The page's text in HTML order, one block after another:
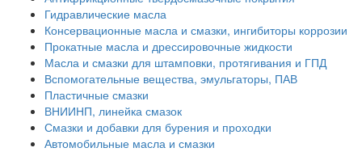
Гидравлические масла
Консервационные масла и смазки, ингибиторы коррозии
Прокатные масла и дрессировочные жидкости
Масла и смазки для штамповки, протягивания и ГПД
Вспомогательные вещества, эмульгаторы, ПАВ
Пластичные смазки
ВНИИНП, линейка смазок
Смазки и добавки для бурения и проходки
Автомобильные масла и смазки